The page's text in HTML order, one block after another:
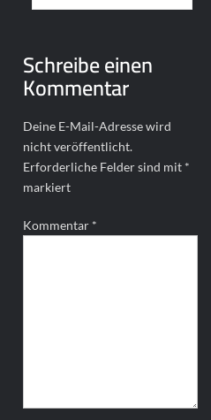
Schreibe einen
Kommentar
Deine E-Mail-Adresse wird
nicht veröffentlicht.
Erforderliche Felder sind mit *
markiert
Kommentar *